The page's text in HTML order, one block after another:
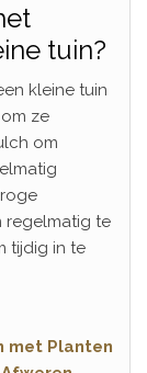
tuin?
kleine tuin
ze
om
regelmatig te
tijdig in te
met Planten